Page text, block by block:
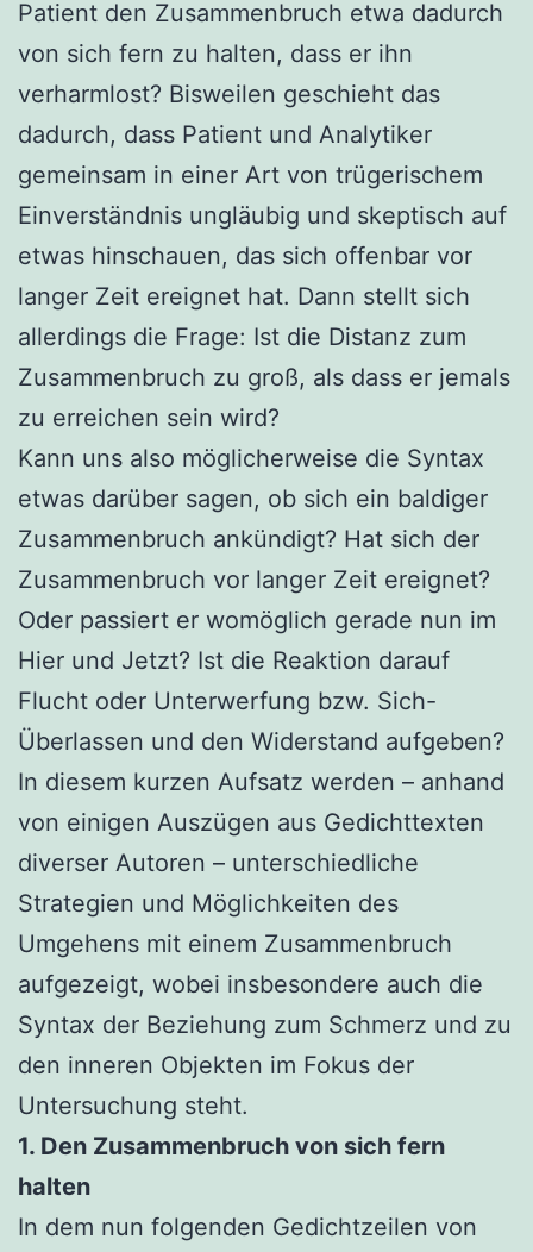
Patient den Zusammenbruch etwa dadurch
von sich fern zu halten, dass er ihn
verharmlost? Bisweilen geschieht das
dadurch, dass Patient und Analytiker
gemeinsam in einer Art von trügerischem
Einverständnis ungläubig und skeptisch auf
etwas hinschauen, das sich offenbar vor
langer Zeit ereignet hat. Dann stellt sich
allerdings die Frage: Ist die Distanz zum
Zusammenbruch zu groß, als dass er jemals
zu erreichen sein wird?
Kann uns also möglicherweise die Syntax
etwas darüber sagen, ob sich ein baldiger
Zusammenbruch ankündigt? Hat sich der
Zusammenbruch vor langer Zeit ereignet?
Oder passiert er womöglich gerade nun im
Hier und Jetzt? Ist die Reaktion darauf
Flucht oder Unterwerfung bzw. Sich-
Überlassen und den Widerstand aufgeben?
In diesem kurzen Aufsatz werden – anhand
von einigen Auszügen aus Gedichttexten
diverser Autoren – unterschiedliche
Strategien und Möglichkeiten des
Umgehens mit einem Zusammenbruch
aufgezeigt, wobei insbesondere auch die
Syntax der Beziehung zum Schmerz und zu
den inneren Objekten im Fokus der
Untersuchung steht.
1. Den Zusammenbruch von sich fern
halten
In dem nun folgenden Gedichtzeilen von